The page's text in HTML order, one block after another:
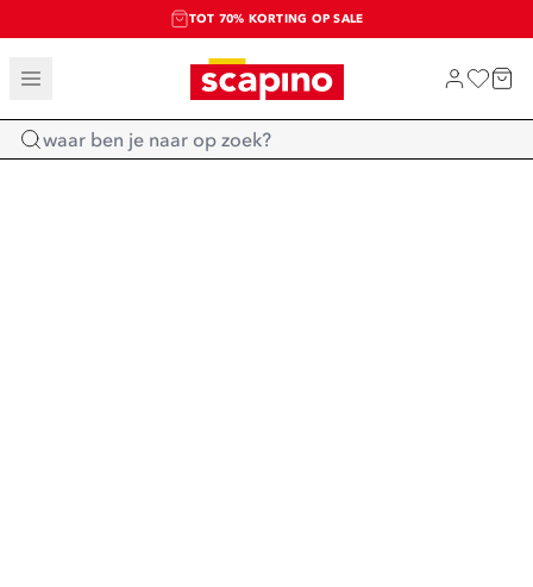
TOT 70% KORTING OP SALE
SALE: LAATSTE KANS!
SHOP NIEUW
Home